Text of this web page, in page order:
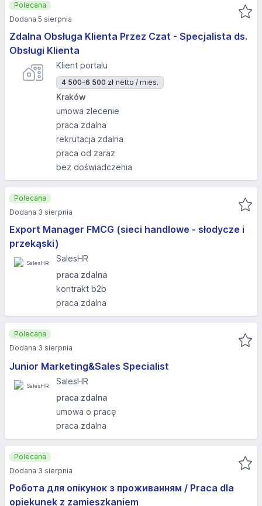
Zdalna Obsługa Klienta Przez Czat - Specjalista ds.
Obsługi Klienta
Klient portalu
4 500-6 500 zł netto / mies.
Kraków
umowa zlecenie
praca zdalna
rekrutacja zdalna
praca od zaraz
bez doświadczenia
Polecana
Dodana 5 sierpnia
Export Manager FMCG (sieci handlowe - słodycze i
przekąski)
SalesHR
praca zdalna
kontrakt b2b
praca zdalna
Polecana
Dodana 3 sierpnia
Junior Marketing&Sales Specialist
SalesHR
praca zdalna
umowa o pracę
praca zdalna
Polecana
Dodana 3 sierpnia
Робота для опікунок з проживанням / Praca dla
opiekunek z zamieszkaniem
Polecana
Dodana 3 sierpnia